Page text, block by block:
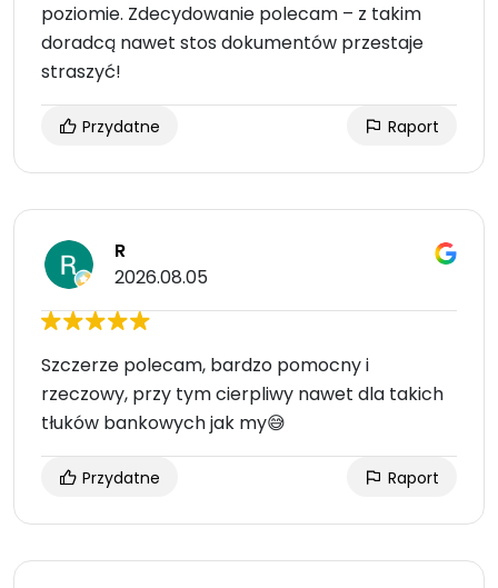
poziomie. Zdecydowanie polecam – z takim
doradcą nawet stos dokumentów przestaje
straszyć!
Przydatne Raport
R
2026.08.05
Szczerze polecam, bardzo pomocny i
rzeczowy, przy tym cierpliwy nawet dla takich
tłuków bankowych jak my😅
Przydatne Raport